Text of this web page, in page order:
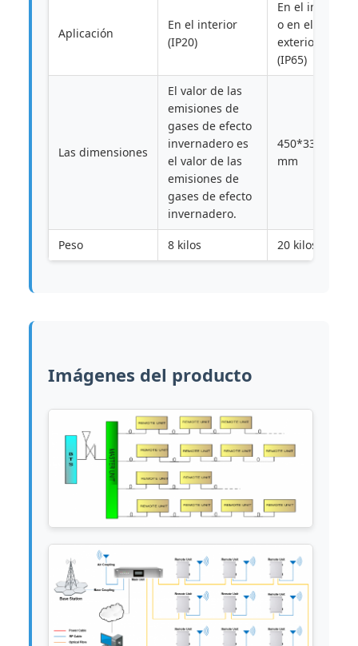
Aplicación
En el interior
(IP20)
En el interior
o en el
exterior
(IP65)
Las dimensiones
El valor de las
emisiones de
gases de efecto
invernadero es
el valor de las
emisiones de
gases de efecto
invernadero.
450*335*180
mm
Peso 8 kilos 20 kilos
Imágenes del producto